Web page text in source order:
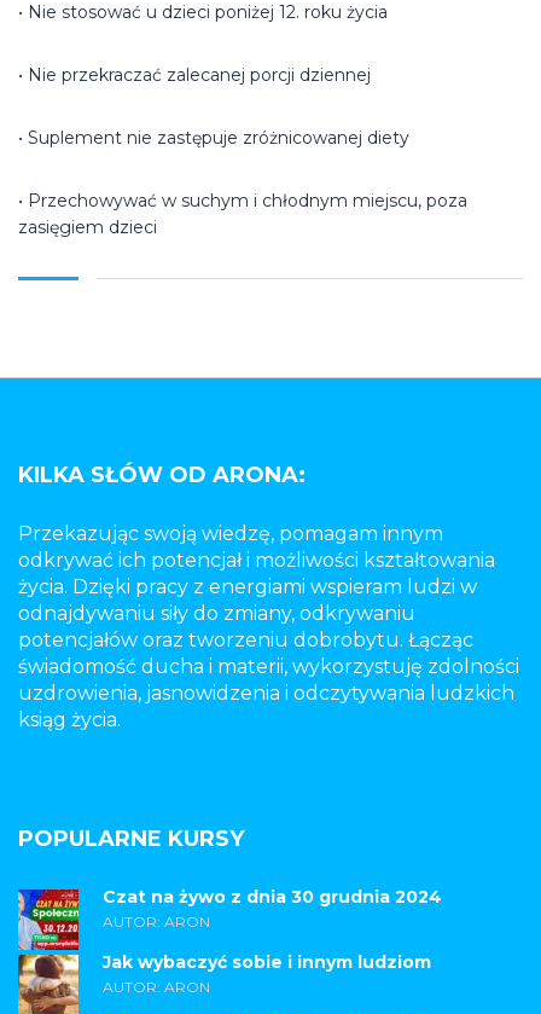
• Nie stosować u dzieci poniżej 12. roku życia
• Nie przekraczać zalecanej porcji dziennej
• Suplement nie zastępuje zróżnicowanej diety
• Przechowywać w suchym i chłodnym miejscu, poza
zasięgiem dzieci
KILKA SŁÓW OD ARONA:
Przekazując swoją wiedzę, pomagam innym
odkrywać ich potencjał i możliwości kształtowania
życia. Dzięki pracy z energiami wspieram ludzi w
odnajdywaniu siły do zmiany, odkrywaniu
potencjałów oraz tworzeniu dobrobytu. Łącząc
świadomość ducha i materii, wykorzystuję zdolności
uzdrowienia, jasnowidzenia i odczytywania ludzkich
ksiąg życia.
POPULARNE KURSY
Czat na żywo z dnia 30 grudnia 2024
AUTOR: ARON
Jak wybaczyć sobie i innym ludziom
AUTOR: ARON